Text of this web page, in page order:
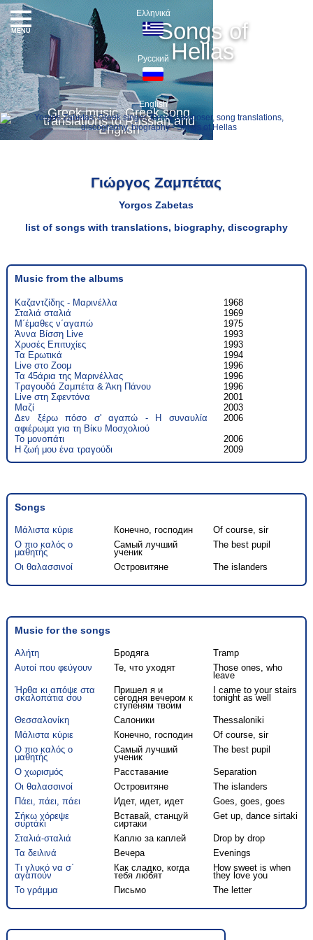
Songs of
Hellas
Greek music, Greek song
translations to Russian and
English
Ελληνικά
Русский
English
MENU
Γιώργος Ζαμπέτας
Yorgos Zabetas
list of songs with translations, biography, discography
Music from the albums
Καζαντζίδης - Μαρινέλλα
1968
Σταλιά σταλιά
1969
Μ΄έμαθες ν΄αγαπώ
1975
Άννα Βίσση Live
1993
Χρυσές Επιτυχίες
1993
Τα Ερωτικά
1994
Live στο Ζοομ
1996
Τα 45άρια της Μαρινέλλας
1996
Τραγουδά Ζαμπέτα & Άκη Πάνου
1996
Live στη Σφεντόνα
2001
Μαζί
2003
Δεν ξέρω πόσο σ' αγαπώ - Η συναυλία
αφιέρωμα για τη Βίκυ Μοσχολιού
2006
Το μονοπάτι
2006
Η ζωή μου ένα τραγούδι
2009
Songs
Μάλιστα κύριε Конечно, господин
Of course, sir
Ο πιο καλός ο
μαθητής
Самый лучший
ученик
The best pupil
Οι θαλασσινοί Островитяне The islanders
Music for the songs
Αλήτη Бродяга
Tramp
Αυτοί που φεύγουν
Те, что уходят Those ones, who
leave
Ήρθα κι απόψε στα
σκαλοπάτια σου
Пришел я и
сегодня вечером к
ступеням твоим
I came to your stairs
tonight as well
Θεσσαλονίκη Салоники
Thessaloniki
Μάλιστα κύριε
Конечно, господин
Of course, sir
Ο πιο καλός ο
μαθητής
Самый лучший
ученик
The best pupil
Ο χωρισμός Расставание
Separation
Οι θαλασσινοί
Островитяне
The islanders
Πάει, πάει, πάει
Идет, идет, идет
Goes, goes, goes
Σήκω χόρεψε
συρτάκι
Вставай, станцуй
сиртаки
Get up, dance sirtaki
Σταλιά-σταλιά Каплю за каплей
Drop by drop
Τα δειλινά
Вечера
Evenings
Τι γλυκό να σ΄
αγαπούν
Как сладко, когда
тебя любят
How sweet is when
they love you
Το γράμμα
Письмо The letter